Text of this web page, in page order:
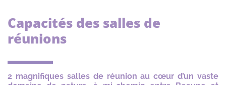
Capacités des salles de
réunions
2 magnifiques salles de réunion au cœur d’un vaste